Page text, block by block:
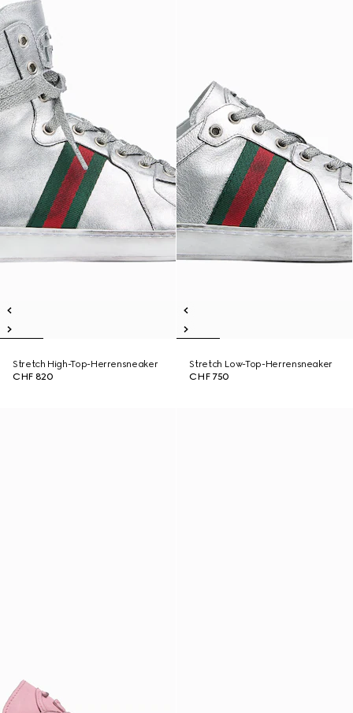
Stretch High-Top-Herrensneaker
CHF 820
Stretch Low-Top-Herrensneaker
CHF 750